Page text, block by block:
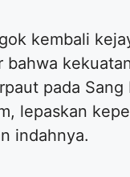
kembali
bahwa
pada
lepaskan
indahnya.